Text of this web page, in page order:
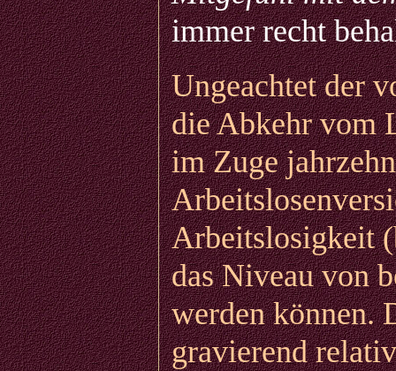
immer recht
Ungeachtet der
die Abkehr vom
im Zuge
Arbeitslosigkeit
das Niveau von
werden können.
gravierend